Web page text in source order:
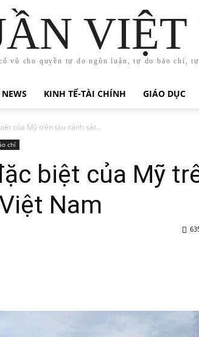
vũ cho quyền tự do ngôn luận, tự do báo chí,
NEWS KINH TẾ-TÀI CHÍNH GIÁO DỤC
của Mỹ trên tàu cảnh sát...
chí
biệt của Mỹ
Nam